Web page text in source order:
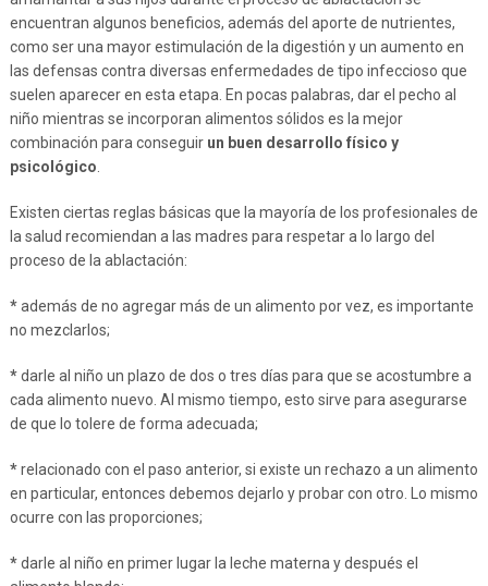
encuentran algunos beneficios, además del aporte de nutrientes,
como ser una mayor estimulación de la digestión y un aumento en
las defensas contra diversas enfermedades de tipo infeccioso que
suelen aparecer en esta etapa. En pocas palabras, dar el pecho al
niño mientras se incorporan alimentos sólidos es la mejor
combinación para conseguir un buen desarrollo físico y
psicológico
Existen ciertas reglas básicas que la mayoría de los profesionales de
la salud recomiendan a las madres para respetar a lo largo del
proceso de la ablactación:
*además de no agregar más de un alimento por vez, es importante
no mezclarlos;
*darle al niño un plazo de dos o tres días para que se acostumbre a
cada alimento nuevo. Al mismo tiempo, esto sirve para asegurarse
de que lo tolere de forma adecuada;
*relacionado con el paso anterior, si existe un rechazo a un alimento
en particular, entonces debemos dejarlo y probar con otro. Lo mismo
ocurre con las proporciones;
*darle al niño en primer lugar la leche materna y después el